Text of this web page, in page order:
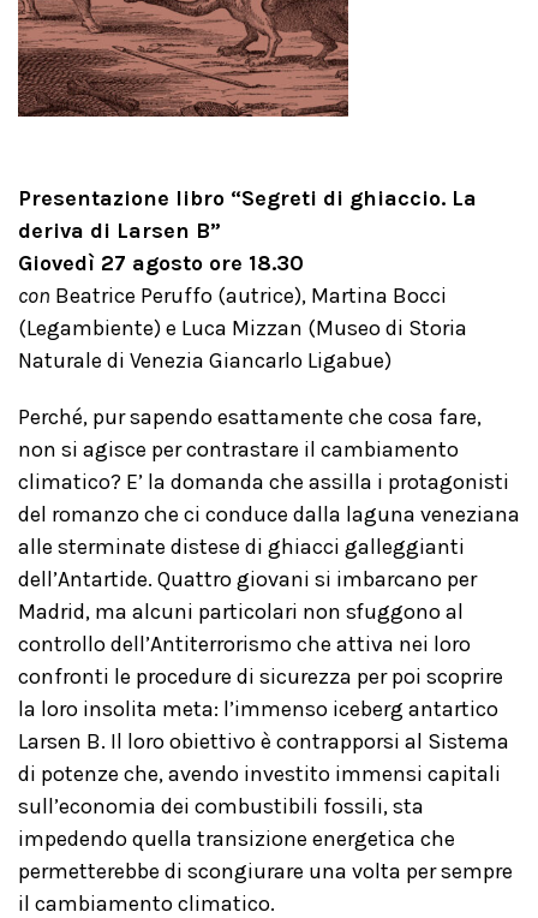
Presentazione libro “Segreti di ghiaccio. La
deriva di Larsen B”
Giovedì 27 agosto ore 18.30
con Beatrice Peruffo (autrice), Martina Bocci
(Legambiente) e Luca Mizzan (Museo di Storia
Naturale di Venezia Giancarlo Ligabue)
Perché, pur sapendo esattamente che cosa fare,
non si agisce per contrastare il cambiamento
climatico? E’ la domanda che assilla i protagonisti
del romanzo che ci conduce dalla laguna veneziana
alle sterminate distese di ghiacci galleggianti
dell’Antartide. Quattro giovani si imbarcano per
Madrid, ma alcuni particolari non sfuggono al
controllo dell’Antiterrorismo che attiva nei loro
confronti le procedure di sicurezza per poi scoprire
la loro insolita meta: l’immenso iceberg antartico
Larsen B. Il loro obiettivo è contrapporsi al Sistema
di potenze che, avendo investito immensi capitali
sull’economia dei combustibili fossili, sta
impedendo quella transizione energetica che
permetterebbe di scongiurare una volta per sempre
il cambiamento climatico.